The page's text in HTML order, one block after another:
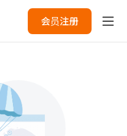
会员注册